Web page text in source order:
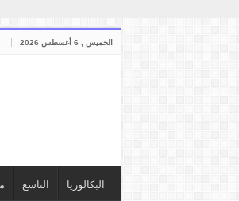
الخميس , 6 أغسطس 2026
البكالوريا التاسع